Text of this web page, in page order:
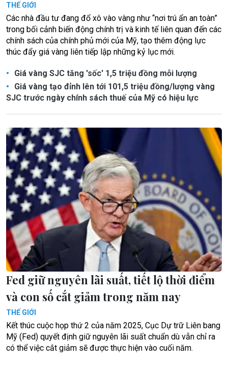
THẾ GIỚI
Các nhà đầu tư đang đổ xô vào vàng như “nơi trú ẩn an toàn”
trong bối cảnh biến động chính trị và kinh tế liên quan đến các
chính sách của chính phủ mới của Mỹ, tạo thêm động lực
thúc đẩy giá vàng liên tiếp lập những kỷ lục mới.
Giá vàng SJC tăng 'sốc' 1,5 triệu đồng mỗi lượng
Giá vàng tạo đỉnh lên tới 101,5 triệu đồng/lượng vàng
SJC trước ngày chính sách thuế của Mỹ có hiệu lực
Fed giữ nguyên lãi suất, tiết lộ thời điểm
và con số cắt giảm trong năm nay
THẾ GIỚI
Kết thúc cuộc họp thứ 2 của năm 2025, Cục Dự trữ Liên bang
Mỹ (Fed) quyết định giữ nguyên lãi suất chuẩn dù vẫn chỉ ra
có thể việc cắt giảm sẽ được thực hiện vào cuối năm.